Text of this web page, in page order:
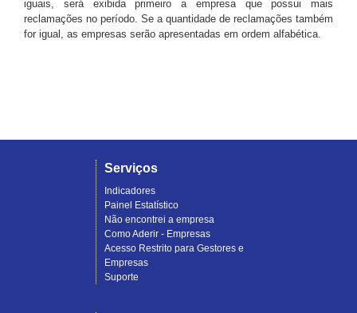
iguais, será exibida primeiro a empresa que possui mais
reclamações no período. Se a quantidade de reclamações também
for igual, as empresas serão apresentadas em ordem alfabética.
Serviços
Indicadores
Painel Estatístico
Não encontrei a empresa
Como Aderir - Empresas
Acesso Restrito para Gestores e
Empresas
Suporte